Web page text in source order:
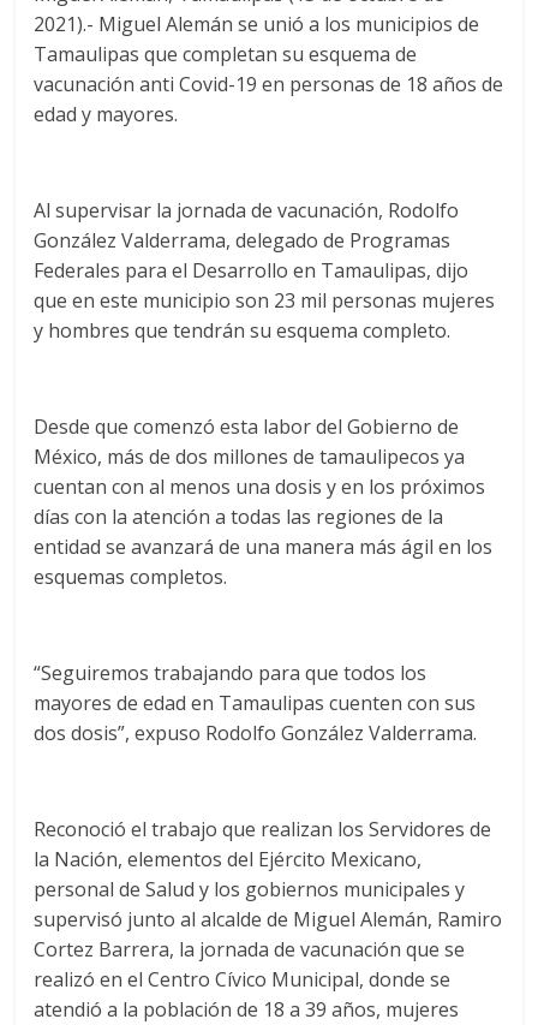
2021).- Miguel Alemán se unió a los municipios de
Tamaulipas que completan su esquema de
vacunación anti Covid-19 en personas de 18 años de
edad y mayores.
Al supervisar la jornada de vacunación, Rodolfo
González Valderrama, delegado de Programas
Federales para el Desarrollo en Tamaulipas, dijo
que en este municipio son 23 mil personas mujeres
y hombres que tendrán su esquema completo.
Desde que comenzó esta labor del Gobierno de
México, más de dos millones de tamaulipecos ya
cuentan con al menos una dosis y en los próximos
días con la atención a todas las regiones de la
entidad se avanzará de una manera más ágil en los
esquemas completos.
“Seguiremos trabajando para que todos los
mayores de edad en Tamaulipas cuenten con sus
dos dosis”, expuso Rodolfo González Valderrama.
Reconoció el trabajo que realizan los Servidores de
la Nación, elementos del Ejército Mexicano,
personal de Salud y los gobiernos municipales y
supervisó junto al alcalde de Miguel Alemán, Ramiro
Cortez Barrera, la jornada de vacunación que se
realizó en el Centro Cívico Municipal, donde se
atendió a la población de 18 a 39 años, mujeres